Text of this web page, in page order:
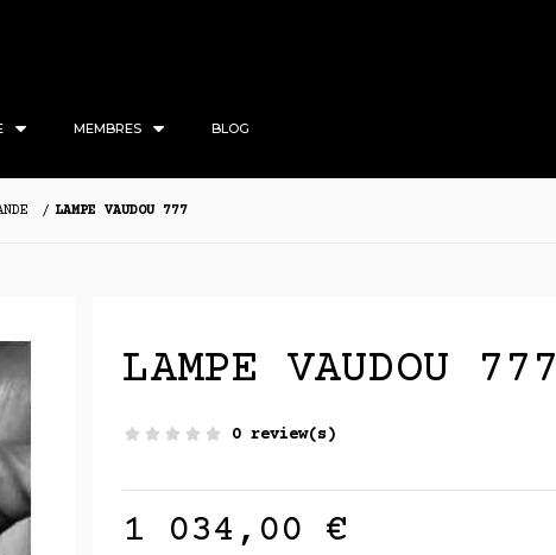
MEMBRES BLOG
LAMPE VAUDOU 777
LAMPE VAUDOU 777
0 review(s)
1 034,00 €